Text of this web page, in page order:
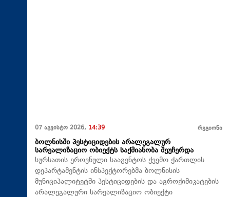
07 აგვისტო 2026, 14:39 რეგიონი
ბოლნისში პესტიციდების არალეგალურ
სარეალიზაციო ობიექტს საქმიანობა შეუჩერდა
სურსათის ეროვნული სააგენტოს ქვემო ქართლის
დეპარტამენტის ინსპექტორებმა ბოლნისის
მუნიციპალიტეტში პესტიციდების და აგროქიმიკატების
არალეგალური სარეალიზაციო ობიექტი